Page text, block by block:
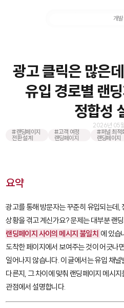
개발
광고 클릭은 많은
유입 경로별 랜
정합성
2026년 05
#랜딩페이지
전환 설계
#고객 여정
랜딩페이지
#퍼널 최적
랜딩페이지
요약
광고를 통해 방문자는 꾸준히 유입되는데,
상황을 겪고 계신가요? 문제는 대부분 랜
랜딩페이지 사이의 메시지 불일치 에 있습
도착한 페이지에서 보여주는 것이 어긋나
일어나지 않습니다. 이 글에서는 유입 채
다른지, 그 차이에 맞춰 랜딩페이지 메시
관점에서 설명합니다.